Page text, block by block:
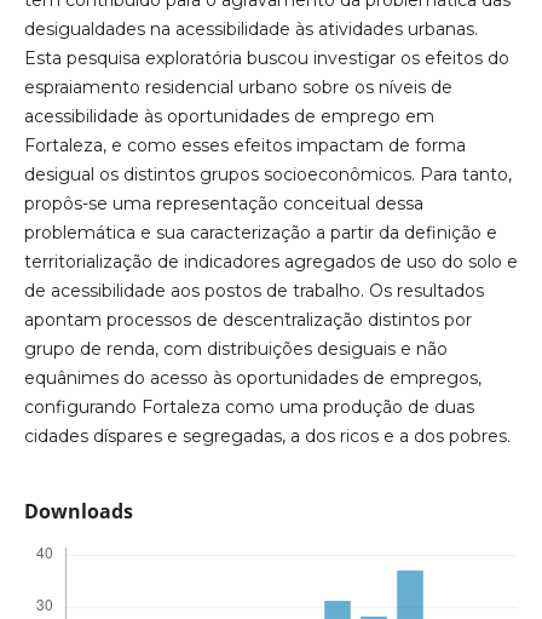
desigualdades na acessibilidade às atividades urbanas.
Esta pesquisa exploratória buscou investigar os efeitos do
espraiamento residencial urbano sobre os níveis de
acessibilidade às oportunidades de emprego em
Fortaleza, e como esses efeitos impactam de forma
desigual os distintos grupos socioeconômicos. Para tanto,
propôs-se uma representação conceitual dessa
problemática e sua caracterização a partir da definição e
territorialização de indicadores agregados de uso do solo e
de acessibilidade aos postos de trabalho. Os resultados
apontam processos de descentralização distintos por
grupo de renda, com distribuições desiguais e não
equânimes do acesso às oportunidades de empregos,
configurando Fortaleza como uma produção de duas
cidades díspares e segregadas, a dos ricos e a dos pobres.
Downloads